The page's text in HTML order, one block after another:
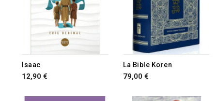
Isaac
12,90 €
La Bible Koren
79,00 €